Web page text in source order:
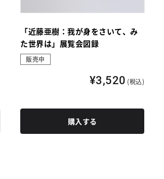
「近藤亜樹：我が身をさいて、み
た世界は」展覧会図録
販売中
¥3,520 (税込)
購入する